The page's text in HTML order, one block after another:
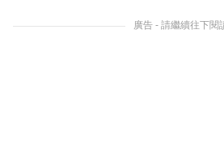
廣告 - 請繼續往下閱